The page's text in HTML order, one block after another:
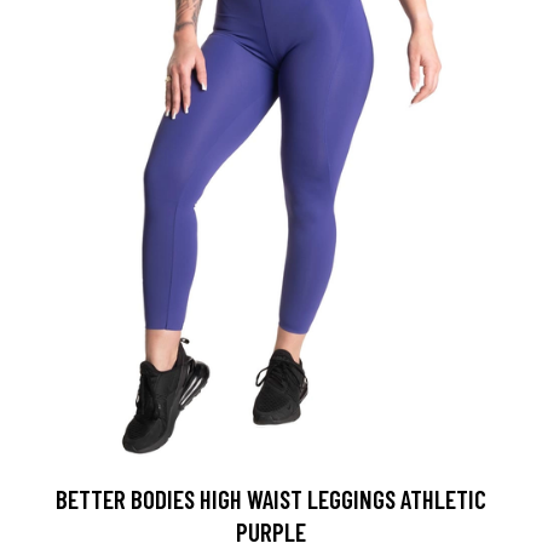
BETTER BODIES HIGH WAIST LEGGINGS ATHLETIC
PURPLE